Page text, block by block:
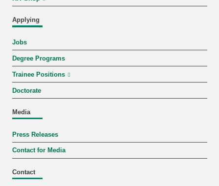
Applying
Jobs
Degree Programs
Trainee Positions
Doctorate
Media
Press Releases
Contact for Media
Contact